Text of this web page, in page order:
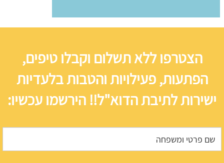
הצטרפו ללא תשלום וקבלו טיפים,
הפתעות, פעילויות והטבות בלעדיות
ישירות לתיבת הדוא"ל!! הירשמו עכשיו: